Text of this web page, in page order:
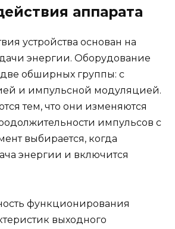
аппарата
устройства основан на
энергии. Оборудование
две обширных группы: с
и импульсной модуляцией.
тем, что они изменяются
импульсов с
выбирается, когда
энергии и включится
функционирования
выходного